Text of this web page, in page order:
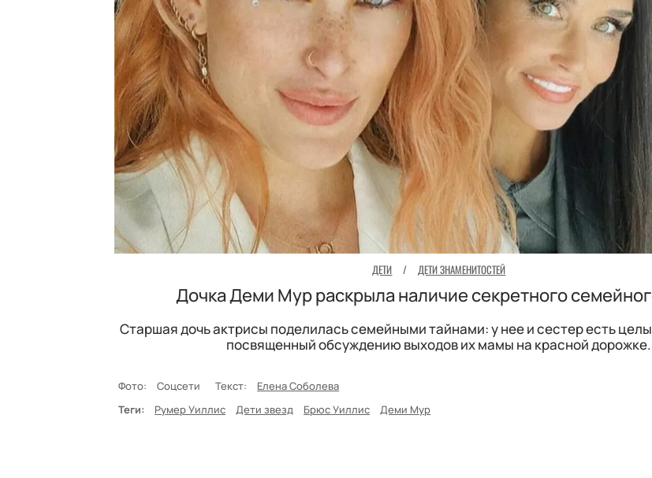
ДЕТИ / ДЕТИ ЗНАМЕНИТОСТЕЙ
Дочка Деми Мур раскрыла наличие секретного
Старшая дочь актрисы поделилась семейными тайнами: у нее и сестер есть
посвященный обсуждению выходов их мамы на красной дорожке.
Фото: Соцсети Текст: Елена Соболева
Теги:
Румер Уиллис Дети звезд Брюс Уиллис Деми Мур